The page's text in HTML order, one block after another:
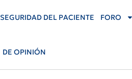
SEGURIDAD DEL PACIENTE FORO
DE OPINIÓN